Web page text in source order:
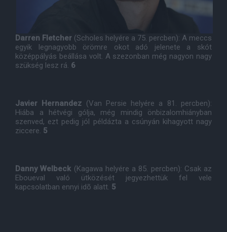
Darren Fletcher (Scholes helyére a 75. percben): A meccs
egyik legnagyobb örömre okot adó jelenete a skót
középpályás beállása volt. A szezonban még nagyon nagy
szükség lesz rá. 6
Javier Hernandez (Van Persie helyére a 81. percben):
Hiába a hétvégi gólja, még mindig önbizalomhiányban
szenved, ezt pedig jól példázta a csúnyán kihagyott nagy
ziccere. 5
Danny Welbeck (Kagawa helyére a 85. percben): Csak az
Eboueval való ütközését jegyezhettük fel vele
kapcsolatban ennyi idõ alatt. 5